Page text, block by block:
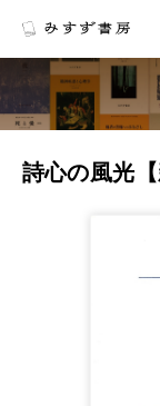
詩心の風光【